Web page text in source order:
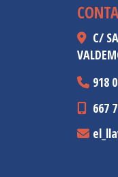
C/
918
667